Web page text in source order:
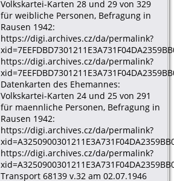
Volkskartei-Karten 28 und 29 von 329
für weibliche Personen, Befragung in
Rausen 1942:
https://digi.archives.cz/da/permalink?
https://digi.archives.cz/da/permalink?
Datenkarten des Ehemannes:
Volkskartei-Karten 24 und 25 von 291
für maennliche Personen, Befragung in
Rausen 1942:
https://digi.archives.cz/da/permalink?
https://digi.archives.cz/da/permalink?
Transport 68139 v.32 am 02.07.1946